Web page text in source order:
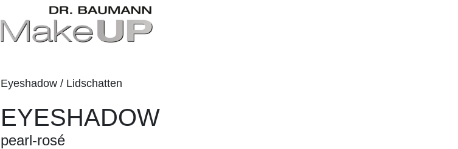
Eyeshadow / Lidschatten
EYESHADOW
pearl-rosé